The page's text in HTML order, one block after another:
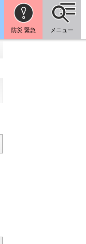
防災 緊急 メニュー